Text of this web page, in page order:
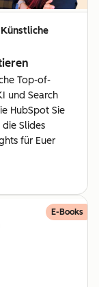
Top-of-
und Search
HubSpot Sie
Slides
für Euer
E-Books